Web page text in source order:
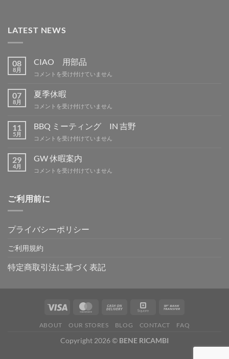
LATEST NEWS
08
8月
CIAO 用部品
CIAO
部
品
は
コメントを受け付けていません
07
8月
夏季休暇
夏
休
暇
は
コメントを受け付けていません
11
5月
BBQ ミーティング IN 吉野
BBQ
ー
テ
ィ
IN
コメントを受け付けていません
29
4月
GW 休暇案内
GW
案
内
コメントを受け付けていません
ご利用前に
プライバシーポリシー
ご利用規約
特定商取引法に基づく表記
ABOUT OUR STORES BLOG CONTACT FAQ
Copyright 2026 © BENE RICAMBI